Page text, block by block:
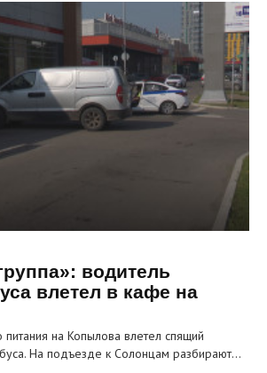
водитель
влетел в кафе на
питания на Копылова влетел спящий
На подъезде к Солонцам разбирают…